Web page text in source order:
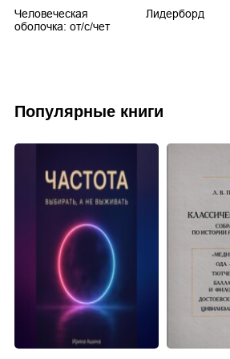
Человеческая
оболочка: от/с/чет
Лидерборд
Популярные книги